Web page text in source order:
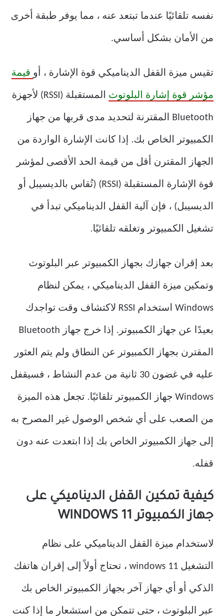
نفسه تلقائيًا عندما تبتعد عنه ، مما يوفر طبقة أخرى
من الأمان بشكل أساسي.
تقيس ميزة القفل الديناميكي قوة الإشارة ، أو قيمة
مؤشر قوة إشارة البلوتوث المستقبلة (RSSI) لأجهزة
Bluetooth المقترنة لتحديد مدى قربها من جهاز
الكمبيوتر الخاص بك. إذا كانت الإشارة الواردة من
الجهاز المقترن أقل من قيمة الحد الأقصى لمؤشر
قوة الإشارة المستقبلة (RSSI) (تُقاس بالديسيبل أو
الديسيبل) ، فإن آلية القفل الديناميكي تبدأ في
تشغيل الكمبيوتر وتغلقه تلقائيًا.
بعد إقران جهازك بجهاز الكمبيوتر عبر البلوتوث
وتمكين ميزة القفل الديناميكي ، يمكن لنظام
Windows استخدام RSSI لاكتشاف وقت تواجدك
بعيدًا عن جهاز الكمبيوتر. إذا خرج جهاز Bluetooth
المقترن بجهاز الكمبيوتر عن النطاق ولم يتم العثور
عليه في غضون 30 ثانية من عدم النشاط ، فسيقفل
Windows جهاز الكمبيوتر تلقائيًا. تجعل هذه الميزة
من الصعب على أي شخص الوصول غير المصرح به
إلى جهاز الكمبيوتر الخاص بك إذا ابتعدت عنه دون
قفله.
كيفية تمكين القفل الديناميكي على
جهاز الكمبيوتر WINDOWS 11
لاستخدام ميزة القفل الديناميكي على نظام
التشغيل windows 11 ، تحتاج أولاً إلى إقران هاتفك
الذكي أو أي جهاز آخر بجهاز الكمبيوتر الخاص بك
عبر البلوتوث ، حتى تتمكن من استشعار ما إذا كنت